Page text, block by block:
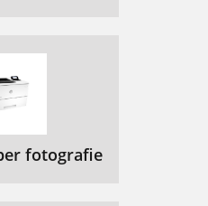
fotografie